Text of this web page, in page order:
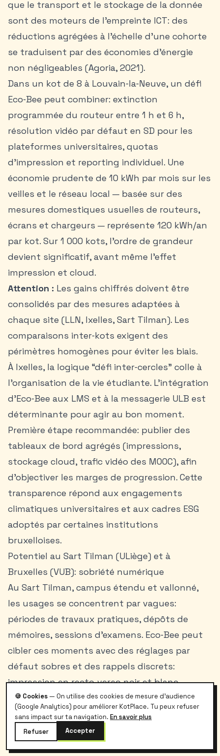
que le transport et le stockage de la donnée
sont des moteurs de l’empreinte ICT: des
réductions agrégées à l’échelle d’une cohorte
se traduisent par des économies d’énergie
non négligeables (Agoria, 2021).
Dans un kot de 8 à Louvain‑la‑Neuve, un défi
Eco‑Bee peut combiner: extinction
programmée du routeur entre 1 h et 6 h,
résolution vidéo par défaut en SD pour les
plateformes universitaires, quotas
d’impression et reporting individuel. Une
économie prudente de 10 kWh par mois sur les
veilles et le réseau local — basée sur des
mesures domestiques usuelles de routeurs,
écrans et chargeurs — représente 120 kWh/an
par kot. Sur 1 000 kots, l’ordre de grandeur
devient significatif, avant même l’effet
impression et cloud.
Attention : Les gains chiffrés doivent être
consolidés par des mesures adaptées à
chaque site (LLN, Ixelles, Sart Tilman). Les
comparaisons inter‑kots exigent des
périmètres homogènes pour éviter les biais.
À Ixelles, la logique “défi inter‑cercles” colle à
l’organisation de la vie étudiante. L’intégration
d’Eco‑Bee aux LMS et à la messagerie ULB est
déterminante pour agir au bon moment.
Première étape recommandée: publier des
tableaux de bord agrégés (impressions,
stockage cloud, trafic vidéo des MOOC), afin
d’objectiver les marges de progression. Cette
transparence répond aux engagements
climatiques universitaires et aux cadres ESG
adoptés par certaines institutions
bruxelloises.
Potentiel au Sart Tilman (ULiège) et à
Bruxelles (VUB): sobriété numérique
Au Sart Tilman, campus étendu et vallonné,
les usages se concentrent par vagues:
périodes de travaux pratiques, dépôts de
mémoires, sessions d’examens. Eco‑Bee peut
cibler ces moments avec des réglages par
défaut sobres et des rappels discrets:
impression en recto‑verso noir et blanc,
compression des PDF avant dépôt, qualité
vidéo limitée pour les contenus statiques.
L’idée est simple: automatiser ce qui peut
l’être, et réserver les messages aux instants
🍪 Cookies — On utilise des cookies de mesure d'audience
(Google Analytics) pour améliorer KotPlace. Tu peux refuser
sans impact sur ta navigation. En savoir plus
Refuser
Accepter